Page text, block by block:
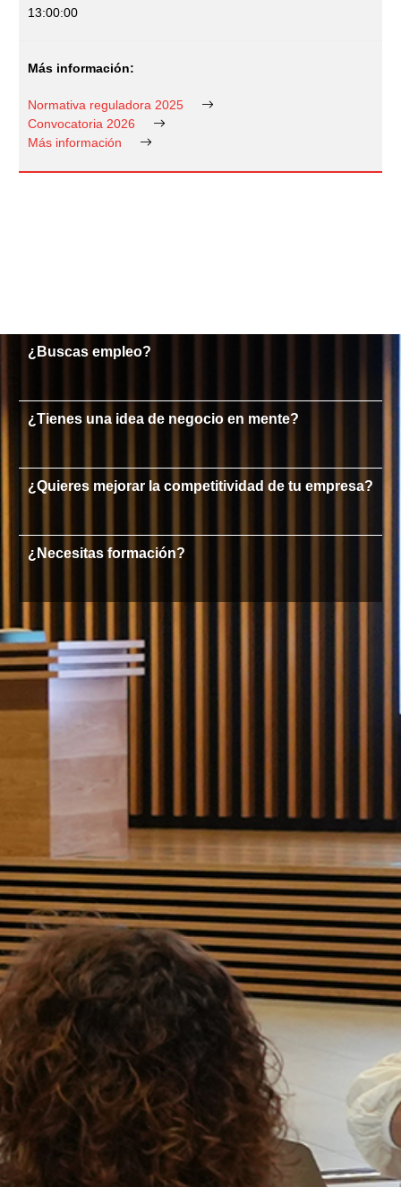
13:00:00
Normativa reguladora 2025
Convocatoria 2026
Más información
¿Buscas empleo?
¿Tienes una idea de negocio en mente?
¿Quieres mejorar la competitividad de tu empresa?
¿Necesitas formación?